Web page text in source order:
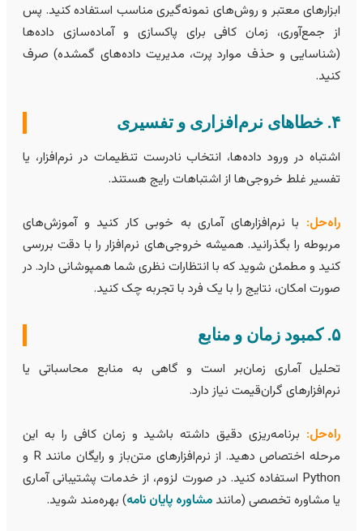
معتبر و روش‌های نمونه‌گیری مناسب استفاده کنید. پس
جمع‌آوری، زمان کافی برای پاکسازی و آماده‌سازی داده‌ها
و حذف موارد پرت، مدیریت داده‌های گمشده) صرف
در ورود داده‌ها، انتخاب نادرست تنظیمات در نرم‌افزار، یا
غلط خروجی‌ها از اشتباهات رایج هستند.
با نرم‌افزارهای آماری به خوبی کار کنید و آموزش‌های
را بگذرانید. همیشه خروجی‌های نرم‌افزار را با دقت بررسی
و مطمئن شوید که با انتظارات نظری شما همپوشانی دارد. در
امکان، نتایج را با یک فرد با تجربه چک کنید.
آماری زمان‌بر است و گاهی به منابع محاسباتی یا
گران‌قیمت نیاز دارد.
برنامه‌ریزی دقیق داشته باشید و زمان کافی را به این
مرحله اختصاص دهید. از نرم‌افزارهای متن‌باز و رایگان مانند R و
Python استفاده کنید. در صورت لزوم، از خدمات پشتیبانی آماری
مشاوره تخصصی (مانندمشاوره پایان نامه) بهره‌مند شوید.